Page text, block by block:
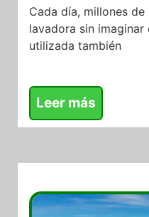
Cada día, millones
lavadora sin
utilizada también
Leer más